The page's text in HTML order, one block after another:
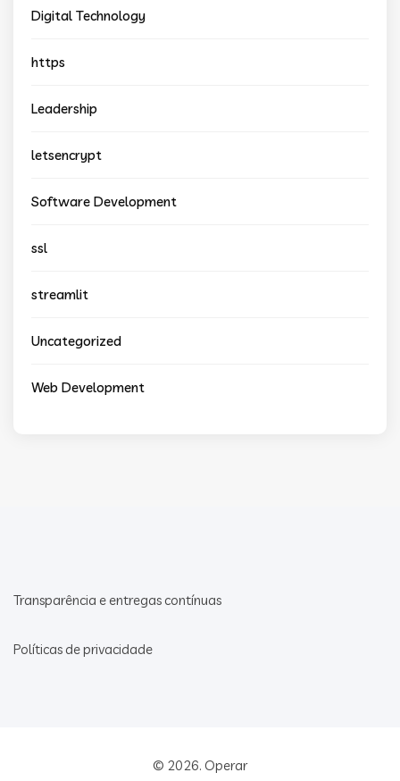
Digital Technology
https
Leadership
letsencrypt
Software Development
ssl
streamlit
Uncategorized
Web Development
Transparência e entregas contínuas
Políticas de privacidade
© 2026. Operar